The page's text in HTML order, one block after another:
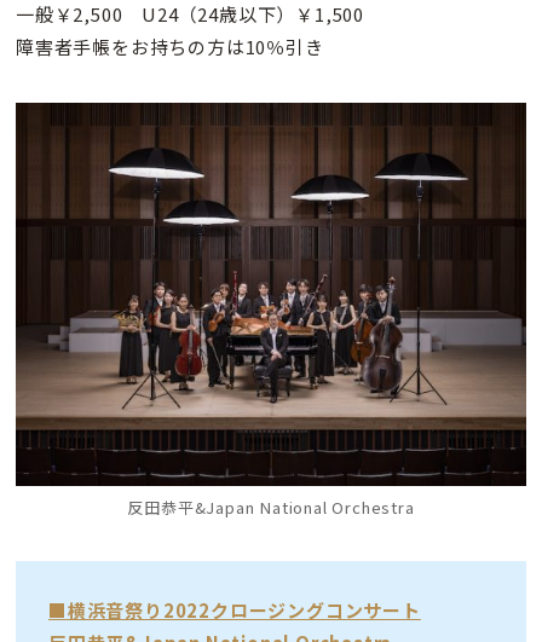
一般￥2,500 U24（24歳以下）￥1,500
障害者手帳をお持ちの方は10％引き
反田恭平&Japan National Orchestra
■横浜音祭り2022クロージングコンサート